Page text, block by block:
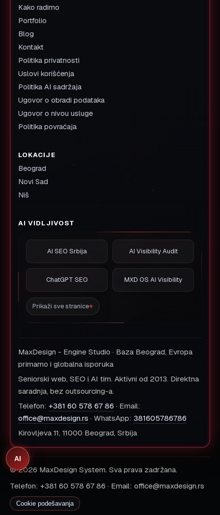
Kako radimo
Portfolio
Blog
Kontakt
Politika privatnosti
Uslovi korišćenja
Politika AI sadržaja
Ugovor o obradi podataka
Ugovor o nivou usluge
Politika povraćaja
LOKACIJE
Beograd
Novi Sad
Niš
AI VIDLJIVOST
AI SEO Srbija AI Visibility Audit
ChatGPT SEO MXD OS AI Visibility
Prikaži sve stranice
MaxDesign - Engine Studio · Baza Beograd, Evropa
primarno i globalna isporuka
Seniorski web, SEO i AI tim. Aktivni od 2013. Direktna
saradnja, bez outsourcing-a.
Telefon: +381 60 578 67 86 · Email:
office@maxdesign.rs · WhatsApp: 381605786786
Kirovljeva 11, 11000 Beograd, Srbija
© 2026 MaxDesign System. Sva prava zadržana.
Telefon: +381 60 578 67 86 · Email: office@maxdesign.rs
Cookie podešavanja
AI